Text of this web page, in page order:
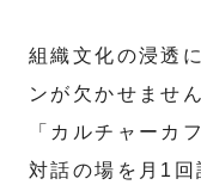
組織文化の浸透
ンが欠かせませ
「カルチャーカ
対話の場を月1